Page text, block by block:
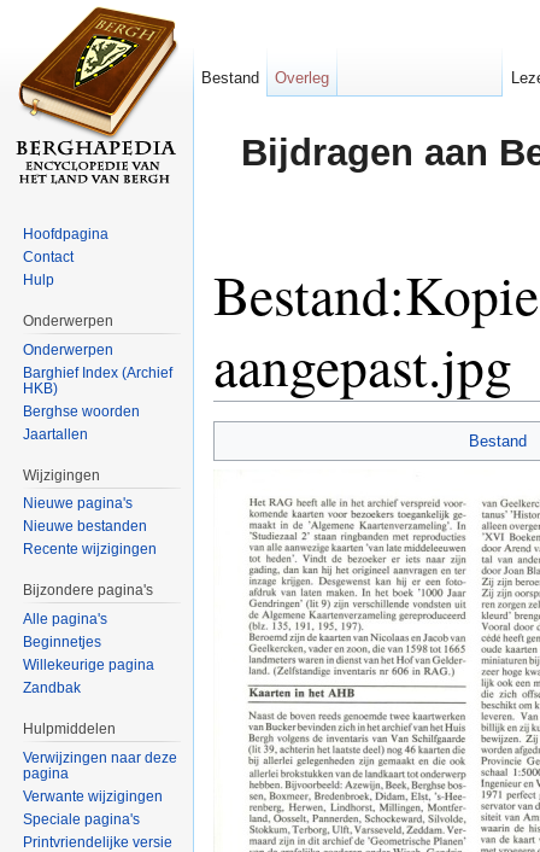
Bijdragen aan
aangepast.jpg
Bestand
Bestand Overleg
Hoofdpagina
Contact
Hulp
Onderwerpen
Onderwerpen
Barghief Index (Archief
HKB)
Berghse woorden
Jaartallen
Wijzigingen
Nieuwe pagina's
Nieuwe bestanden
Recente wijzigingen
Bijzondere pagina's
Alle pagina's
Beginnetjes
Willekeurige pagina
Zandbak
Hulpmiddelen
Verwijzingen naar deze
pagina
Verwante wijzigingen
Speciale pagina's
Printvriendelijke versie